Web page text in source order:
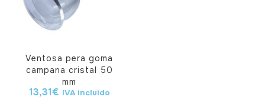
Ventosa pera goma
campana cristal 50
mm
13,31€ IVA incluido